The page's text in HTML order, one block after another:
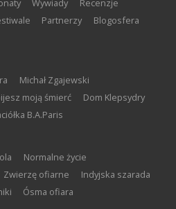
wywiady
recenzje
partnerzy
blogosfera
Michał Zgajewski
moją śmierć
Dom Klepsydry
B.A.Paris
Normalne życie
Zwierzę ofiarne
Indyjska szarada
Ósma ofiara